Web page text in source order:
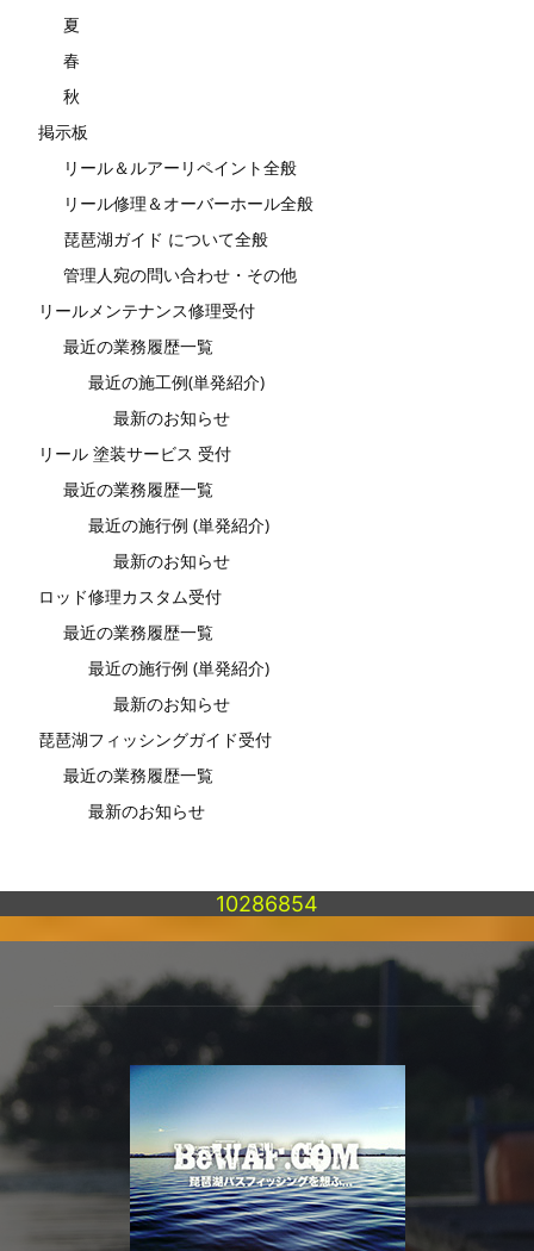
夏
春
秋
掲示板
リール＆ルアーリペイント全般
リール修理＆オーバーホール全般
琵琶湖ガイド について全般
管理人宛の問い合わせ・その他
リールメンテナンス修理受付
最近の業務履歴一覧
最近の施工例(単発紹介)
最新のお知らせ
リール 塗装サービス 受付
最近の業務履歴一覧
最近の施行例 (単発紹介)
最新のお知らせ
ロッド修理カスタム受付
最近の業務履歴一覧
最近の施行例 (単発紹介)
最新のお知らせ
琵琶湖フィッシングガイド受付
最近の業務履歴一覧
最新のお知らせ
10286854